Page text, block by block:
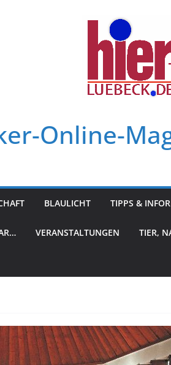
Online-
BLAULICHT TIPPS &
VERANSTALTUNGEN TIER,